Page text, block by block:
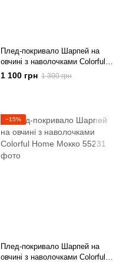
Плед-покривало Шарпей на
овчині з наволочками Colorful
Home Графіт
1 100 грн 1 300 грн
−15%
Плед-покривало Шарпей на
овчині з наволочками Colorful